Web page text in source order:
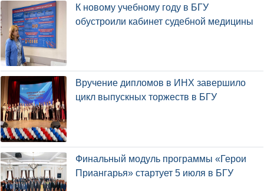
К новому учебному году в БГУ
обустроили кабинет судебной медицины
Вручение дипломов в ИНХ завершило
цикл выпускных торжеств в БГУ
Финальный модуль программы «Герои
Приангарья» стартует 5 июля в БГУ